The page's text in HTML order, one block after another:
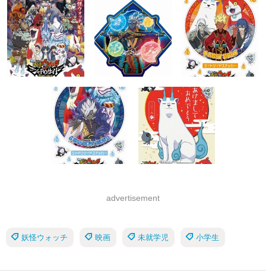
advertisement
妖怪ウォッチ 映画 未就学児 小学生